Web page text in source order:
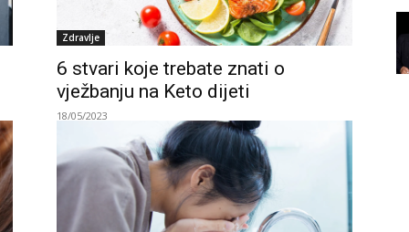
Zdravlje
6 stvari koje trebate znati o
vježbanju na Keto dijeti
18/05/2023